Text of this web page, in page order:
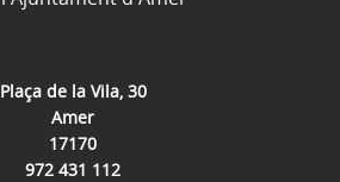
Plaça de la Vila, 30
Amer
17170
972 431 112